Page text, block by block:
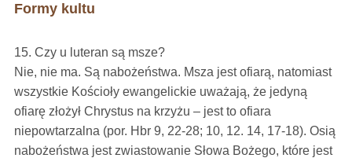
Formy kultu
15. Czy u luteran są msze?
Nie, nie ma. Są nabożeństwa. Msza jest ofiarą, natomiast
wszystkie Kościoły ewangelickie uważają, że jedyną
ofiarę złożył Chrystus na krzyżu – jest to ofiara
niepowtarzalna (por. Hbr 9, 22-28; 10, 12. 14, 17-18). Osią
nabożeństwa jest zwiastowanie Słowa Bożego, które jest